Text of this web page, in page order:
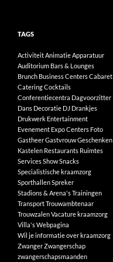
TAGS
ActiviteitAnimatieApparatuur
Auditorium Bars & Lounges
Brunch Business CentersCabaret
CateringCocktails
Conferentiecentra Dagvoorzitter
Dans Decoratie DJ Drankjes
Drukwerk Entertainment
Evenement Expo Centers Foto
GastheerGastvrouwGeschenken
Kastelen Restaurants Ruimtes
ServicesShowSnacks
Specialistische kraamzorg
SporthallenSpreker
Stadions & Arena'sTrainingen
TransportTrouwambtenaar
TrouwzalenVacature kraamzorg
Villa'sWebpagina
Wil je informatie over kraamzorg
ZwangerZwangerschap
zwangerschapsmaanden